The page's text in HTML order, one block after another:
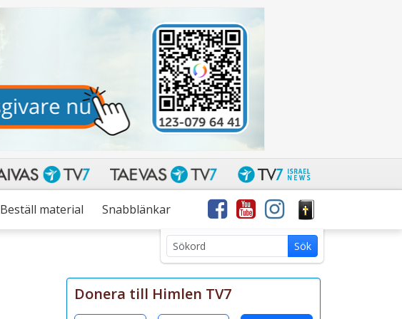
Beställ material Snabblänkar
Sök
med
sökterm:
Sök
Donera till Himlen TV7